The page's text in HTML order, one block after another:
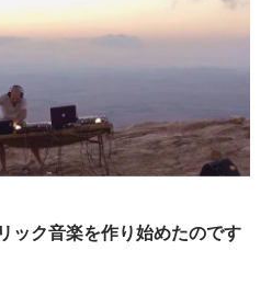
ク音楽を作り始めたのです